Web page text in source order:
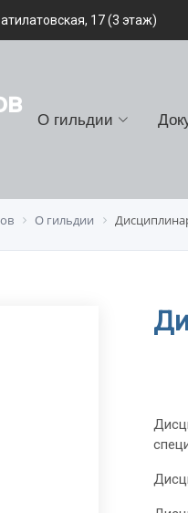
17 (3 этаж)
О гильдии
О гильдии